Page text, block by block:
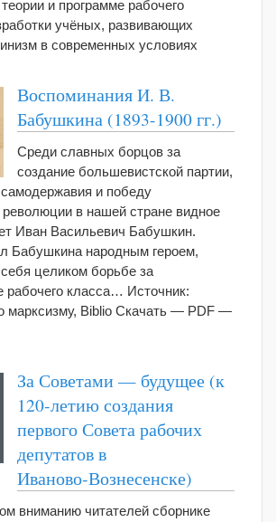
и программе рабочего
учёных, развивающих
в современных условиях
Воспоминания И. В.
Бабушкина (1893-1900 гг.)
Среди славных борцов за
создание большевистской партии,
и победу
революции в нашей стране видное
Иван Васильевич Бабушкин.
Бабушкина народным героем,
целиком борьбе за
рабочего класса… Источник:
марксизму, Biblio Скачать — PDF —
За Советами — будущее (к
120‑летию создания
первого Совета рабочих
депутатов в
Иваново‑Вознесенске)
вниманию читателей сборнике